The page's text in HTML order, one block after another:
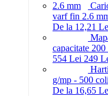
varf fin 2.6
De la 12,21
capacitate
554 Lei 249
g/mp - 500
De la 16,65